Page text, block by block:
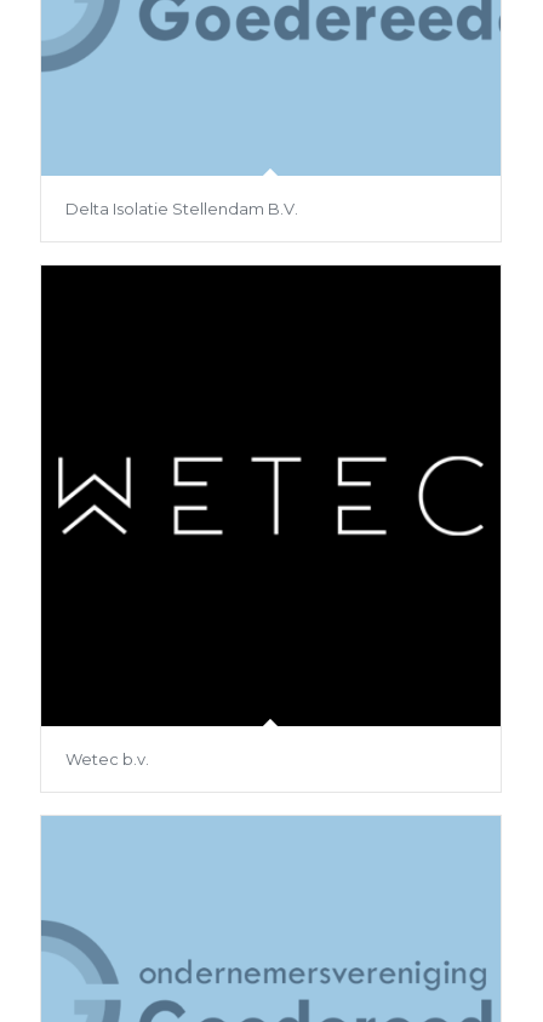
Delta Isolatie Stellendam B.V.
Wetec b.v.